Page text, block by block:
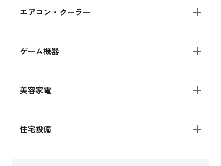
エアコン・クーラー
ゲーム機器
美容家電
住宅設備